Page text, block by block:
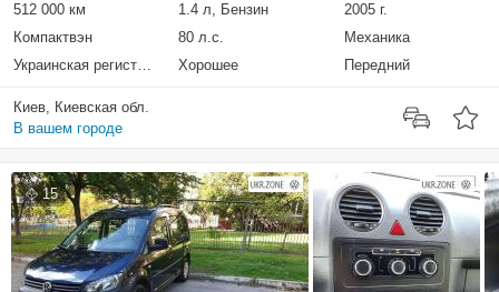
512 000 км 1.4 л, Бензин
2005 г.
Компактвэн
80 л.с.
Механика
Украинская регистрация
Хорошее Передний
Киев, Киевская обл.
В вашем городе
15